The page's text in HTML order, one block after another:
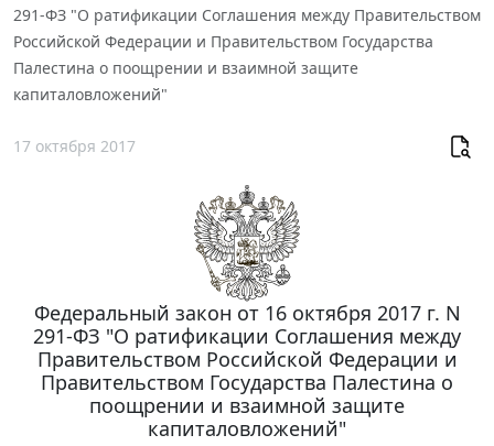
291-ФЗ "О ратификации Соглашения между Правительством
Российской Федерации и Правительством Государства
Палестина о поощрении и взаимной защите
капиталовложений"
17 октября 2017
Федеральный закон от 16 октября 2017 г. N
291-ФЗ "О ратификации Соглашения между
Правительством Российской Федерации и
Правительством Государства Палестина о
поощрении и взаимной защите
капиталовложений"